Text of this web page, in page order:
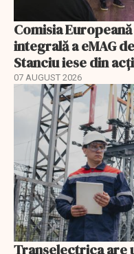
Comisia
integrală a eMAG
Stanciu iese din
07 AUGUST 2026
Transelectrica are